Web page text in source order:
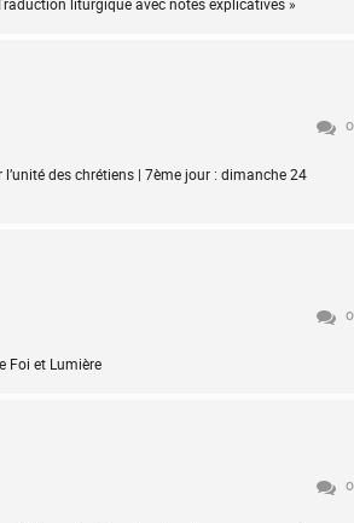
0
des chrétiens | 7ème jour : dimanche 24
0
Foi et Lumière
0